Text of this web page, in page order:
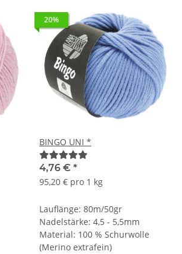
20%
BINGO UNI *
4,76 € *
95,20 € pro 1 kg
Lauflänge: 80m/50gr
Nadelstärke: 4,5 - 5,5mm
Material: 100 % Schurwolle
(Merino extrafein)